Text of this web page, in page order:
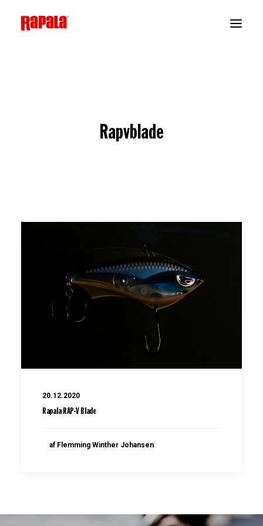
Rapvblade
20.12.2020
Rapala RAP-V Blade
af Flemming Winther Johansen